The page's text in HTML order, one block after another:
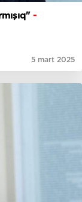
-
5 mart 2025